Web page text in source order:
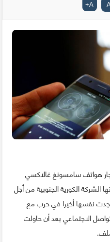
A
A
+
هواتف سامسونغ غالاكسي
الشركة الكورية الجنوبية من أجل
نفسها أخيرا في حرب مع
الاجتماعي بعد أن حاولت